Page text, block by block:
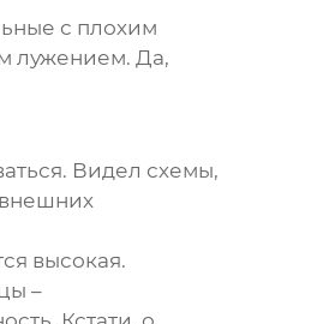
с плохим
лужением. Да,
Видел схемы,
высокая.
–